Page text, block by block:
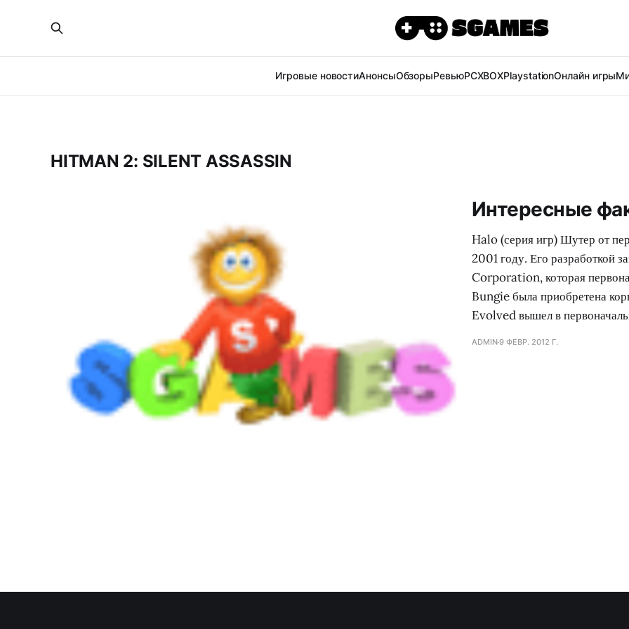
Игровые новостиАнонсыОбзорыРевьюPCXBOXPlaystationОнлайн игры
HITMAN 2: SILENT ASSASSIN
Интересные
Halo (серия игр) Шутер от
2001 году. Его разработкой
Corporation, которая
Bungie была приобретена
Evolved вышел в
ADMIN9 ФЕВР. 2012 Г.